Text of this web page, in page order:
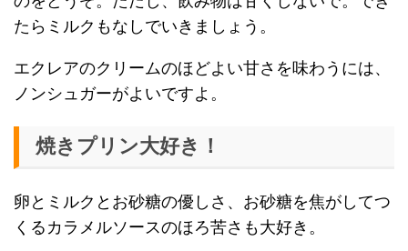
たらミルクもなしでいきましょう。
エクレアのクリームのほどよい甘さを味わうには、
ノンシュガーがよいですよ。
焼きプリン大好き！
卵とミルクとお砂糖の優しさ、お砂糖を焦がしてつ
くるカラメルソースのほろ苦さも大好き。